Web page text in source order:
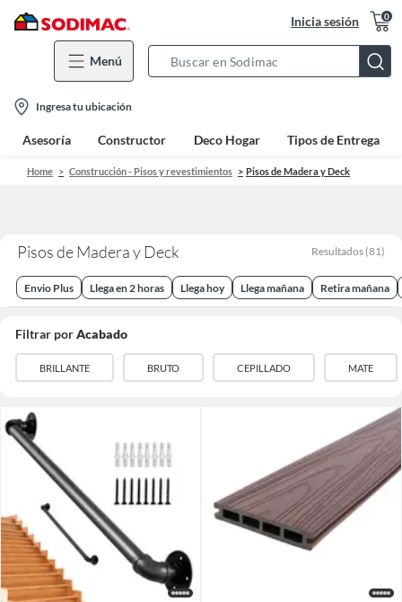
Inicia sesión 0
Menú
Bar
location-
icon
Ingresa tu ubicación
Asesoría Constructor Deco Hogar Tipos de Entrega
Home Construcción - Pisos y revestimientos Pisos de Madera y Deck
Pisos de Madera y Deck Resultados (81)
Envio Plus Llega en 2 horas Llega hoy Llega mañana Retira mañana
Filtrar porAcabado
BRILLANTE BRUTO CEPILLADO MATE